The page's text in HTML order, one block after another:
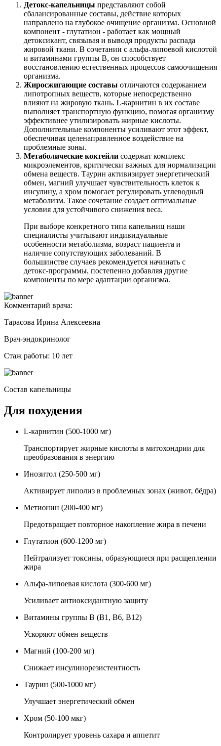
Детокс-капельницы представляют собой
сбалансированные составы, действие которых
направлено на глубокое очищение организма. Основной
компонент - глутатион - работает как мощный
детоксикант, связывая и выводя продукты распада
жировой ткани. В сочетании с альфа-липоевой кислотой
и витаминами группы В, он способствует
восстановлению естественных процессов самоочищения
организма.
Жиросжигающие составы отличаются содержанием
липотропных веществ, которые непосредственно
влияют на жировую ткань. L-карнитин в их составе
выполняет транспортную функцию, помогая организму
эффективнее утилизировать жирные кислоты.
Дополнительные компоненты усиливают этот эффект,
обеспечивая целенаправленное воздействие на
проблемные зоны.
Метаболические коктейли содержат комплекс
микроэлементов, критически важных для нормализации
обмена веществ. Таурин активизирует энергетический
обмен, магний улучшает чувствительность клеток к
инсулину, а хром помогает регулировать углеводный
метаболизм. Такое сочетание создает оптимальные
условия для устойчивого снижения веса.
При выборе конкретного типа капельниц наши
специалисты учитывают индивидуальные
особенности метаболизма, возраст пациента и
наличие сопутствующих заболеваний. В
большинстве случаев рекомендуется начинать с
детокс-программы, постепенно добавляя другие
компоненты по мере адаптации организма.
Комментарий врача:
Тарасова Ирина Алексеевна
Врач-эндокринолог
Стаж работы: 10 лет
Состав капельницы
Для похудения
L-карнитин (500-1000 мг)
Транспортирует жирные кислоты в митохондрии для
преобразования в энергию
Инозитол (250-500 мг)
Активирует липолиз в проблемных зонах (живот, бёдра)
Метионин (200-400 мг)
Предотвращает повторное накопление жира в печени
Глутатион (600-1200 мг)
Нейтрализует токсины, образующиеся при расщеплении
жира
Альфа-липоевая кислота (300-600 мг)
Усиливает антиоксидантную защиту
Витамины группы B (B1, B6, B12)
Ускоряют обмен веществ
Магний (100-200 мг)
Снижает инсулинорезистентность
Таурин (500-1000 мг)
Улучшает энергетический обмен
Хром (50-100 мкг)
Контролирует уровень сахара и аппетит